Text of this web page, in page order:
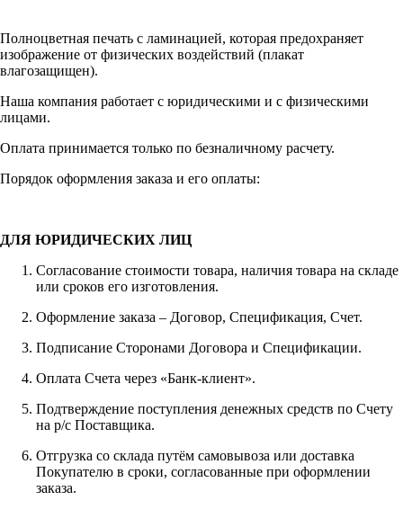
Полноцветная печать с ламинацией, которая предохраняет
изображение от физических воздействий (плакат
влагозащищен).
Наша компания работает с юридическими и с физическими
лицами.
Оплата принимается только по безналичному расчету.
Порядок оформления заказа и его оплаты:
ДЛЯ ЮРИДИЧЕСКИХ ЛИЦ
Согласование стоимости товара, наличия товара на складе
или сроков его изготовления.
Оформление заказа – Договор, Спецификация, Счет.
Подписание Сторонами Договора и Спецификации.
Оплата Счета через «Банк-клиент».
Подтверждение поступления денежных средств по Счету
на р/с Поставщика.
Отгрузка со склада путём самовывоза или доставка
Покупателю в сроки, согласованные при оформлении
заказа.